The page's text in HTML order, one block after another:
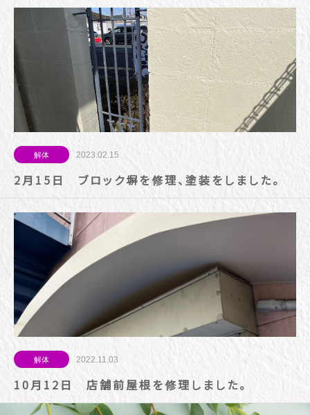
解体 2023.02.15
2月15日 ブロック塀を修理、塗装をしました。
解体 2022.11.03
10月12日 店舗前屋根を修理しました。